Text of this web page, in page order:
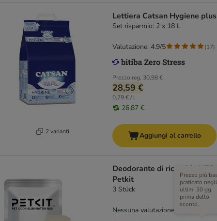
2 varianti
Lettiera Catsan Hygiene plus
Set risparmio: 2 x 18 L
Prezzo reg. 30,98 €
28,59 €
0,79 € / l
26,87 €
Valutazione: 4.9/5 (17)
Aggiungi al carrello
Deodorante di ricambio N50
Petkit
3 Stück
Prezzo più
praticato negli
ultimi 30 gg,
prima dello
sconto.
Nessuna valutazione